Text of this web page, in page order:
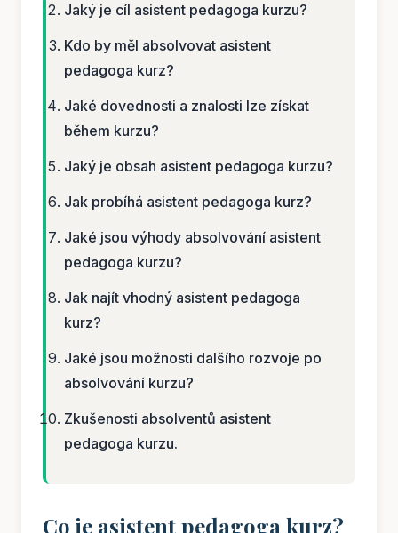
Jaký je cíl asistent pedagoga kurzu?
Kdo by měl absolvovat asistent
pedagoga kurz?
Jaké dovednosti a znalosti lze získat
během kurzu?
Jaký je obsah asistent pedagoga kurzu?
Jak probíhá asistent pedagoga kurz?
Jaké jsou výhody absolvování asistent
pedagoga kurzu?
Jak najít vhodný asistent pedagoga
kurz?
Jaké jsou možnosti dalšího rozvoje po
absolvování kurzu?
Zkušenosti absolventů asistent
pedagoga kurzu.
Co je asistent pedagoga kurz?